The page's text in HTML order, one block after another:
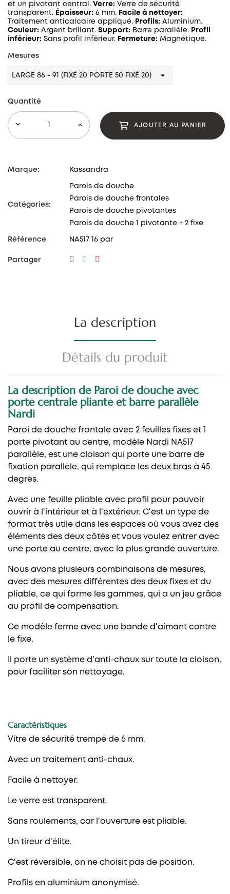
et un pivotant central. Verre: Verre de sécurité
transparent. Épaisseur: 6 mm. Facile à nettoyer:
Traitement anticalcaire appliqué. Profils: Aluminium.
Couleur: Argent brillant. Support: Barre parallèle. Profil
inférieur: Sans profil inférieur. Fermeture: Magnétique.
Mesures
Quantité
AJOUTER AU PANIER
Marque: Kassandra
Catégories:
Parois de douche
Parois de douche frontales
Parois de douche pivotantes
Parois de douche 1 pivotante + 2 fixe
Référence NA517 16 par
Partager
La description
Détails du produit
La description de Paroi de douche avec
porte centrale pliante et barre parallèle
Nardi
Paroi de douche frontale avec 2 feuilles fixes et 1
porte pivotant au centre, modèle Nardi NA517
parallèle, est une cloison qui porte une barre de
fixation parallèle, qui remplace les deux bras à 45
degrés.
Avec une feuille pliable avec profil pour pouvoir
ouvrir à l'intérieur et à l'extérieur. C'est un type de
format très utile dans les espaces où vous avez des
éléments des deux côtés et vous voulez entrer avec
une porte au centre, avec la plus grande ouverture.
Nous avons plusieurs combinaisons de mesures,
avec des mesures différentes des deux fixes et du
pliable, ce qui forme les gammes, qui a un jeu grâce
au profil de compensation.
Ce modèle ferme avec une bande d'aimant contre
le fixe.
Il porte un système d'anti-chaux sur toute la cloison,
pour faciliter son nettoyage.
Caractéristiques
Vitre de sécurité trempé de 6 mm.
Avec un traitement anti-chaux.
Facile à nettoyer.
Le verre est transparent.
Sans roulements, car l'ouverture est pliable.
Un tireur d'élite.
C'est réversible, on ne choisit pas de position.
Profils en aluminium anonymisé.